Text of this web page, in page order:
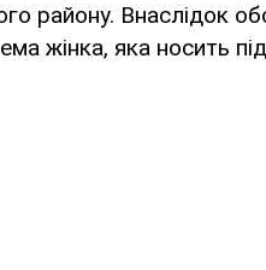
району. Внаслідок
жінка, яка носить